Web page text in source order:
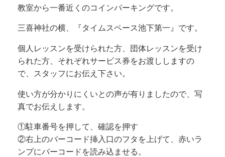
教室から一番近くのコインパーキングです。
三喜神社の横、『タイムスペース池下第一』です。
個人レッスンを受けられた方、団体レッスンを受け
られた方、それぞれサービス券をお渡ししますの
で、スタッフにお伝え下さい。
使い方が分かりにくいとの声が有りましたので、写
真でお伝えします。
①駐車番号を押して、確認を押す
②右上のバーコード挿入口のフタを上げて、赤いラ
ンプにバーコードを読み込ませる。